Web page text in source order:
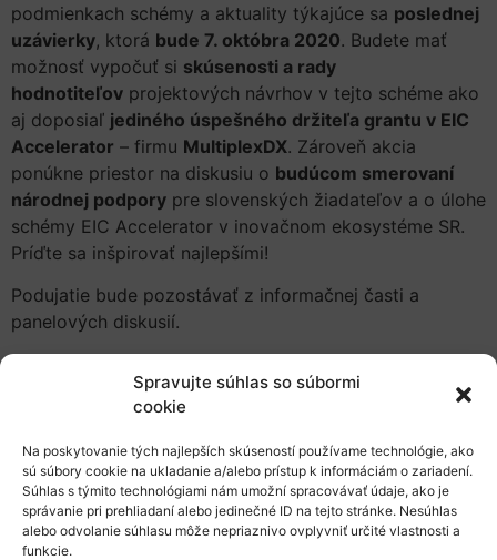
Spravujte súhlas so súbormi
cookie
Na poskytovanie tých najlepších skúseností používame technológie, ako
sú súbory cookie na ukladanie a/alebo prístup k informáciám o zariadení.
Súhlas s týmito technológiami nám umožní spracovávať údaje, ako je
správanie pri prehliadaní alebo jedinečné ID na tejto stránke. Nesúhlas
alebo odvolanie súhlasu môže nepriaznivo ovplyvniť určité vlastnosti a
funkcie.
podmienkach schémy a aktuality týkajúce sa poslednej
uzávierky, ktorá bude 7. októbra 2020. Budete mať
možnosť vypočuť si skúsenosti a rady
hodnotiteľov projektových návrhov v tejto schéme ako
aj doposiaľ jediného úspešného držiteľa grantu v EIC
Accelerator – firmu MultiplexDX. Zároveň akcia
ponúkne priestor na diskusiu o budúcom smerovaní
národnej podpory pre slovenských žiadateľov a o úlohe
schémy EIC Accelerator v inovačnom ekosystéme SR.
Príďte sa inšpirovať najlepšími!
Podujatie bude pozostávať z informačnej časti a
panelových diskusií.
schémy EIC Accelerator a špecifikami poslednej
uzávierky. Pozrieme sa na štatistiky úspešnosti v
tejto schéme, ako aj na to, čo čaká žiadateľov v
nasledujúcom rámcovom programe Horizont
Európa.
Nasledovať budeprvá panelová diskusiana
tému